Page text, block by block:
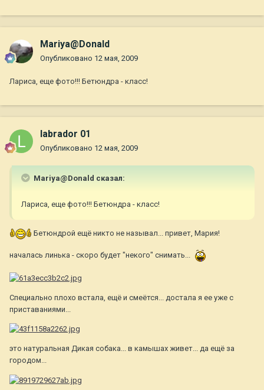
Mariya@Donald
Опубликовано 12 мая, 2009
Лариса, еще фото!!! Бетюндра - класс!
labrador 01
Опубликовано 12 мая, 2009
Mariya@Donald сказал:
Лариса, еще фото!!! Бетюндра - класс!
Бетюндрой ещё никто не называл... привет, Мария!
началась линька - скоро будет "некого" снимать...
Специально плохо встала, ещё и смеётся... достала я ее уже с
приставаниями...
это натуральная Дикая собака... в камышах живет... да ещё за
городом...